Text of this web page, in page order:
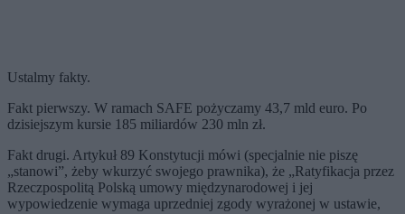
Ustalmy fakty.
Fakt pierwszy. W ramach SAFE pożyczamy 43,7 mld euro. Po
dzisiejszym kursie 185 miliardów 230 mln zł.
Fakt drugi. Artykuł 89 Konstytucji mówi (specjalnie nie piszę
„stanowi”, żeby wkurzyć swojego prawnika), że „Ratyfikacja przez
Rzeczpospolitą Polską umowy międzynarodowej i jej
wypowiedzenie wymaga uprzedniej zgody wyrażonej w ustawie,